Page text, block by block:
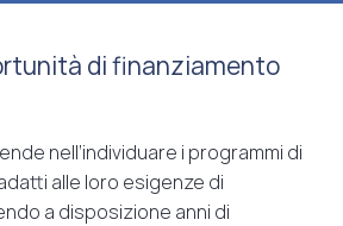
di finanziamento
nell’individuare i programmi di
alle loro esigenze di
a disposizione anni di